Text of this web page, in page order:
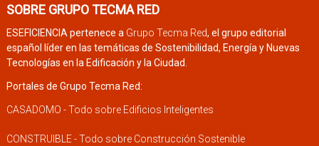
SOBRE GRUPO TECMA RED
ESEFICIENCIA pertenece a Grupo Tecma Red, el grupo editorial
español líder en las temáticas de Sostenibilidad, Energía y Nuevas
Tecnologías en la Edificación y la Ciudad.
Portales de Grupo Tecma Red:
CASADOMO - Todo sobre Edificios Inteligentes
CONSTRUIBLE - Todo sobre Construcción Sostenible